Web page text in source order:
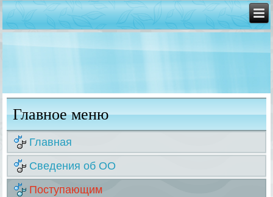
Главное меню
Главная
Сведения об ОО
Поступающим